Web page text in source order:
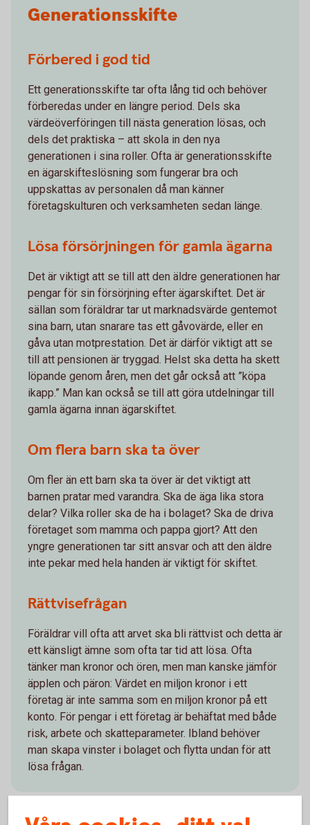
Generationsskifte
Förbered i god tid
Ett generationsskifte tar ofta lång tid och behöver
förberedas under en längre period. Dels ska
värdeöverföringen till nästa generation lösas, och
dels det praktiska – att skola in den nya
generationen i sina roller. Ofta är generationsskifte
en ägarskifteslösning som fungerar bra och
uppskattas av personalen då man känner
företagskulturen och verksamheten sedan länge.
Lösa försörjningen för gamla ägarna
Det är viktigt att se till att den äldre generationen har
pengar för sin försörjning efter ägarskiftet. Det är
sällan som föräldrar tar ut marknadsvärde gentemot
sina barn, utan snarare tas ett gåvovärde, eller en
gåva utan motprestation. Det är därför viktigt att se
till att pensionen är tryggad. Helst ska detta ha skett
löpande genom åren, men det går också att ”köpa
ikapp.” Man kan också se till att göra utdelningar till
gamla ägarna innan ägarskiftet.
Om flera barn ska ta över
Om fler än ett barn ska ta över är det viktigt att
barnen pratar med varandra. Ska de äga lika stora
delar? Vilka roller ska de ha i bolaget? Ska de driva
företaget som mamma och pappa gjort? Att den
yngre generationen tar sitt ansvar och att den äldre
inte pekar med hela handen är viktigt för skiftet.
Rättvisefrågan
Föräldrar vill ofta att arvet ska bli rättvist och detta är
ett känsligt ämne som ofta tar tid att lösa. Ofta
tänker man kronor och ören, men man kanske jämför
äpplen och päron: Värdet en miljon kronor i ett
företag är inte samma som en miljon kronor på ett
konto. För pengar i ett företag är behäftat med både
risk, arbete och skatteparameter. Ibland behöver
man skapa vinster i bolaget och flytta undan för att
lösa frågan.